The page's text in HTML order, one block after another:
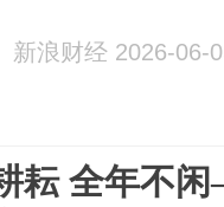
新浪财经 2026-06-
耘 全年不